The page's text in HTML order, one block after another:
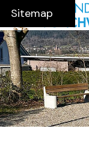
Navigieren in
Schnellnavigation
Home
Navigation
Inhalt
Suche
Sitemap